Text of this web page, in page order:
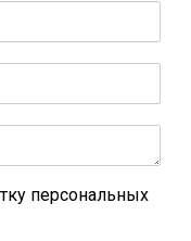
персональных